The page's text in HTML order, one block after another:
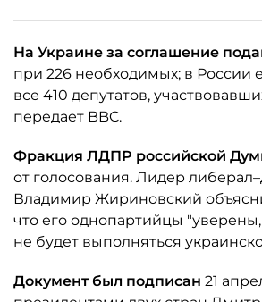
На Украине за соглашение
при 226 необходимых; в России
все 410 депутатов,
передает BBC.
Фракция ЛДПР российской
от голосования. Лидер
Владимир Жириновский
что его однопартийцы
не будет выполняться
Документ был подписан 21